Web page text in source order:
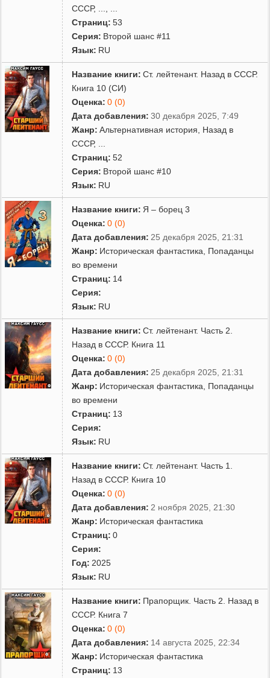
СССР,
Страниц: 53
Серия: Второй шанс #11
Язык: RU
Название книги: Ст. лейтенант. Назад в СССР.
Книга 10 (СИ)
Оценка: 0 (0)
Дата добавления: 30 декабря 2025, 7:49
Жанр: Альтернативная история
Назад в
СССР,
Страниц: 52
Серия: Второй шанс #10
Язык: RU
Название книги: Я – борец 3
Оценка: 0 (0)
Дата добавления: 25 декабря 2025, 21:31
Жанр: Историческая фантастика
Попаданцы
во времени
Страниц: 14
Серия:
Язык: RU
Название книги: Ст. лейтенант. Часть 2.
Назад в СССР. Книга 11
Оценка: 0 (0)
Дата добавления: 25 декабря 2025, 21:31
Жанр: Историческая фантастика
Попаданцы
во времени
Страниц: 13
Серия:
Язык: RU
Название книги: Ст. лейтенант. Часть 1.
Назад в СССР. Книга 10
Оценка: 0 (0)
Дата добавления: 2 ноября 2025, 21:30
Жанр: Историческая фантастика
Страниц: 0
Серия:
Год: 2025
Язык: RU
Название книги: Прапорщик. Часть 2. Назад в
СССР. Книга 7
Оценка: 0 (0)
Дата добавления: 14 августа 2025, 22:34
Жанр: Историческая фантастика
Страниц: 13